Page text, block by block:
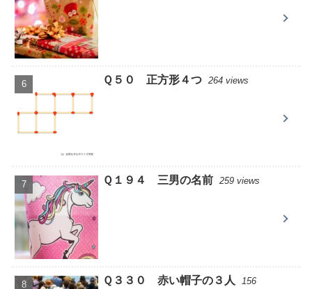
Ｑ５０ 正方形４つ 264 views
Ｑ１９４ 三男の名前 259 views
Ｑ３３０ 赤い帽子の３人
156